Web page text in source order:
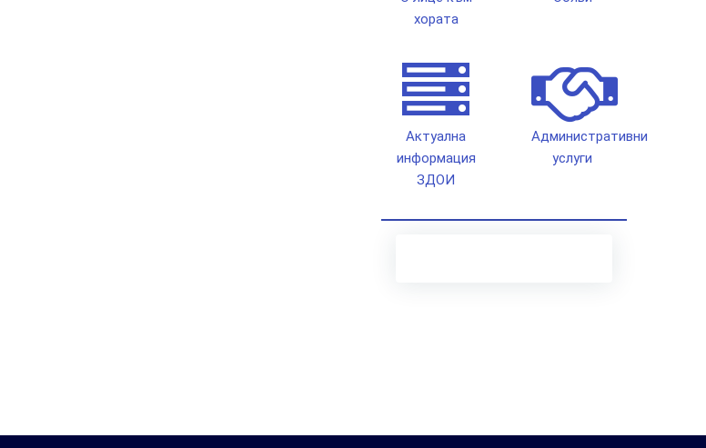
хората
Актуална
информация
ЗДОИ
Административни
услуги